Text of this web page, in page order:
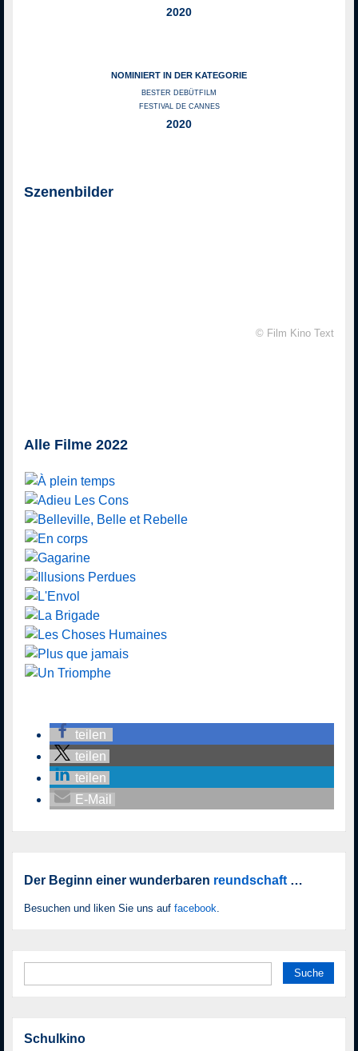
2020
NOMINIERT IN DER KATEGORIE
BESTER DEBÜTFILM
FESTIVAL DE CANNES
2020
Szenenbilder
© Film Kino Text
Alle Filme 2022
teilen
teilen
teilen
E-Mail
Der Beginn einer wunderbaren reundschaft …
Besuchen und liken Sie uns auf facebook.
nach:
Schulkino